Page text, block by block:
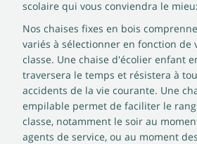
scolaire qui vous conviendra le
Nos chaises fixes en bois
variés à sélectionner en fonction de
classe. Une chaise d'écolier enfant
traversera le temps et résistera à
accidents de la vie courante. Une
empilable permet de faciliter le
classe, notamment le soir au
agents de service, ou au moment